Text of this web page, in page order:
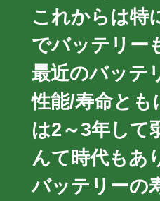
これからは特
でバッテリー
最近のバッテ
性能/寿命とも
は2～3年して
んて時代もあ
バッテリーの